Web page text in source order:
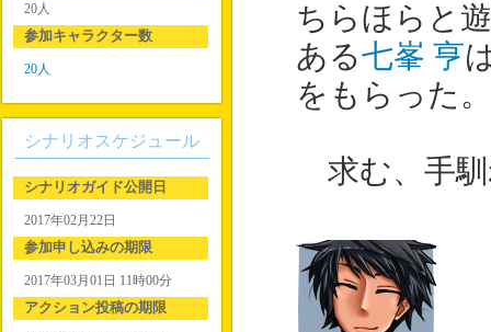
ちらほらと
ある七峯 亨
をもらった。
求む、手
20人
参加キャラクター数
20人
シナリオスケジュール
シナリオガイド公開日
2017年02月22日
参加申し込みの期限
2017年03月01日 11時00分
アクション投稿の期限